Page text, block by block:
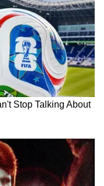
अनुबंधों से संबंधित है,
प्राइवेट लिमिटेड
पार्टियों के
अनुबंध से उत्पन्न
से संबंधित
लिमिटेड
और अन्य
दोहराया कि